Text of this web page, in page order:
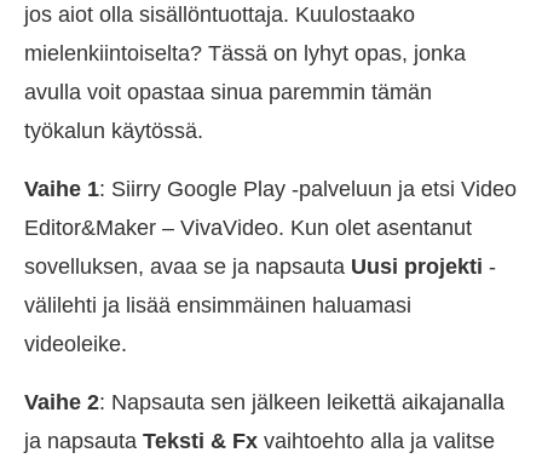
jos aiot olla sisällöntuottaja. Kuulostaako
mielenkiintoiselta? Tässä on lyhyt opas, jonka
avulla voit opastaa sinua paremmin tämän
työkalun käytössä.
Vaihe 1: Siirry Google Play -palveluun ja etsi Video
Editor&Maker – VivaVideo. Kun olet asentanut
sovelluksen, avaa se ja napsauta Uusi projekti -
välilehti ja lisää ensimmäinen haluamasi
videoleike.
Vaihe 2: Napsauta sen jälkeen leikettä aikajanalla
ja napsauta Teksti & Fx vaihtoehto alla ja valitse